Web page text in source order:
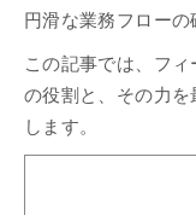
円滑な業務フローの
この記事では、フ
の役割と、その力
します。